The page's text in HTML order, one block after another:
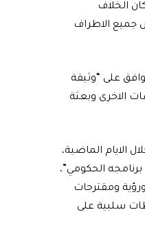
الخلاف
جميع الاطراف
على “وثيقة
الاخرى وبعثة
الايام الماضية،
الحكومي”،
ومقترحات
سلبية على